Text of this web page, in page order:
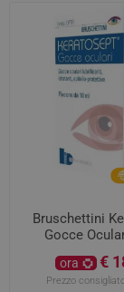
Bruschettini
Gocce
ora €
Prezzo